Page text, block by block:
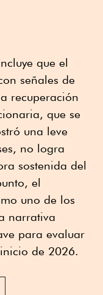
que el
señales de
recuperación
que se
una leve
no logra
sostenida del
el
uno de los
narrativa
para evaluar
de 2026.